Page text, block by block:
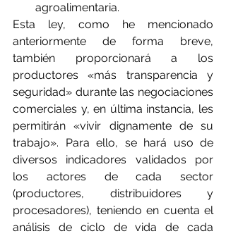
agroalimentaria.
Esta ley, como he mencionado
anteriormente de forma breve,
también proporcionará a los
productores «más transparencia y
seguridad» durante las negociaciones
comerciales y, en última instancia, les
permitirán «vivir dignamente de su
trabajo». Para ello, se hará uso de
diversos indicadores validados por
los actores de cada sector
(productores, distribuidores y
procesadores), teniendo en cuenta el
análisis de ciclo de vida de cada